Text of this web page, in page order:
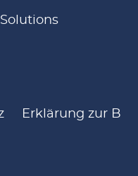
Erklärung zur B